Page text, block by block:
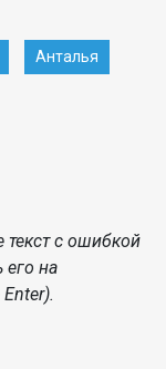
Анталья
текст с ошибкой
его на